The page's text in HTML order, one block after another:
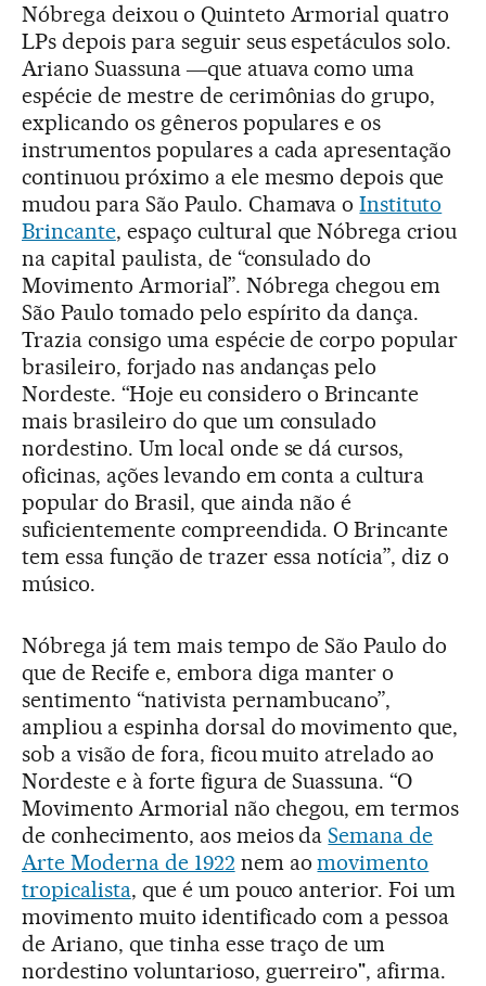
Nóbrega deixou o Quinteto Armorial quatro
LPs depois para seguir seus espetáculos solo.
Ariano Suassuna ―que atuava como uma
espécie de mestre de cerimônias do grupo,
explicando os gêneros populares e os
instrumentos populares a cada apresentação
continuou próximo a ele mesmo depois que
mudou para São Paulo. Chamava oInstituto
Brincante, espaço cultural que Nóbrega criou
na capital paulista, de “consulado do
Movimento Armorial”. Nóbrega chegou em
São Paulo tomado pelo espírito da dança.
Trazia consigo uma espécie de corpo popular
brasileiro, forjado nas andanças pelo
Nordeste. “Hoje eu considero o Brincante
mais brasileiro do que um consulado
nordestino. Um local onde se dá cursos,
oficinas, ações levando em conta a cultura
popular do Brasil, que ainda não é
suficientemente compreendida. O Brincante
tem essa função de trazer essa notícia”, diz o
músico.
Nóbrega já tem mais tempo de São Paulo do
que de Recife e, embora diga manter o
sentimento “nativista pernambucano”,
ampliou a espinha dorsal do movimento que,
sob a visão de fora, ficou muito atrelado ao
Nordeste e à forte figura de Suassuna. “O
Movimento Armorial não chegou, em termos
de conhecimento, aos meios daSemana de
Arte Moderna de 1922 nem aomovimento
tropicalista, que é um pouco anterior. Foi um
movimento muito identificado com a pessoa
de Ariano, que tinha esse traço de um
nordestino voluntarioso, guerreiro", afirma.